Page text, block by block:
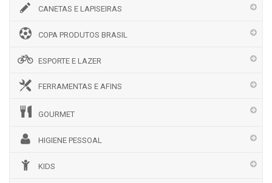
CANETAS E LAPISEIRAS
COPA PRODUTOS BRASIL
ESPORTE E LAZER
FERRAMENTAS E AFINS
GOURMET
HIGIENE PESSOAL
KIDS